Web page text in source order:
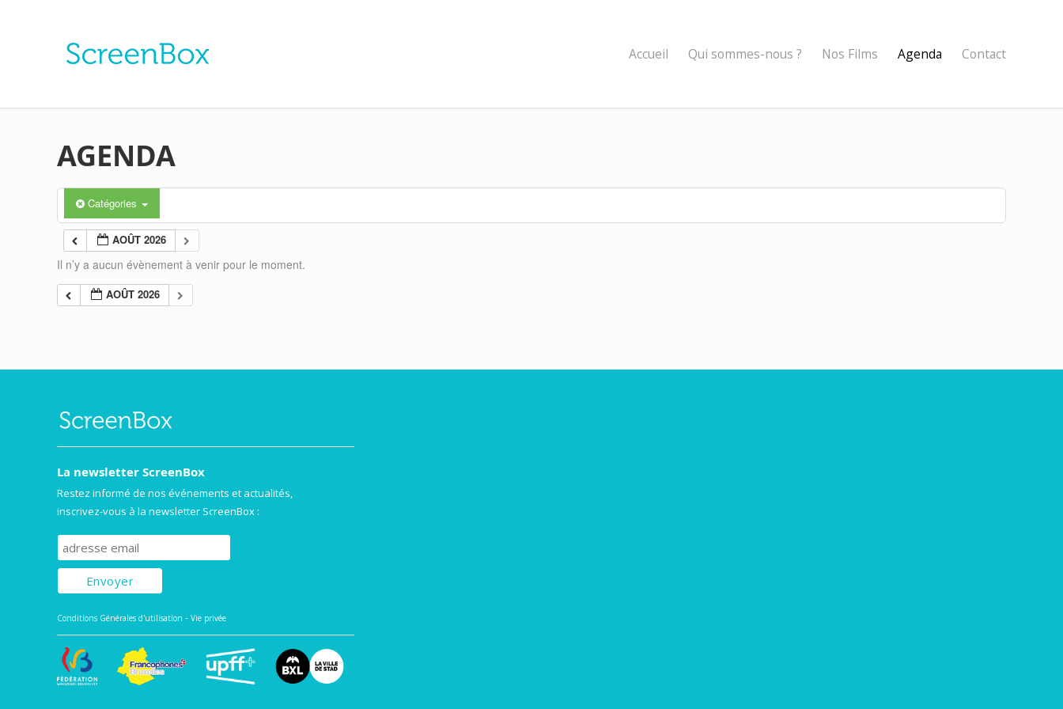
Accueil Qui sommes-nous ? Nos Films Agenda Contact
AGENDA
Catégories
AOÛT 2026
Il n’y a aucun évènement à venir pour le moment.
AOÛT 2026
La newsletter ScreenBox
Restez informé de nos événements et actualités,
inscrivez-vous à la newsletter ScreenBox :
Subscribe to our mailing list
Conditions Générales d'utilisation - Vie privée